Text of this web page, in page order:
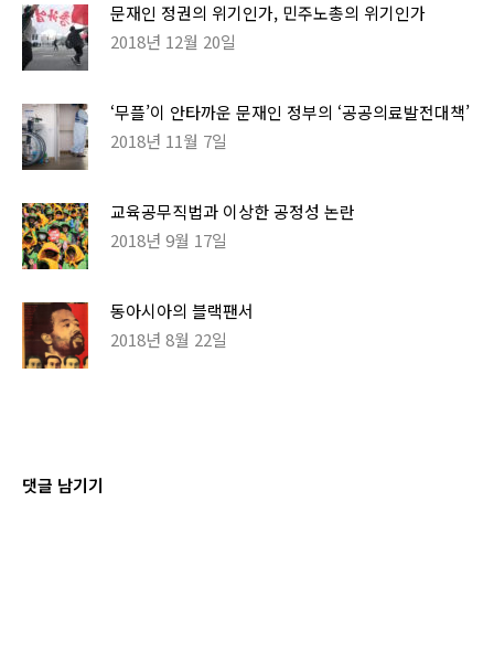
문재인 정권의 위기인가, 민주노총의 위기인가
2018년 12월 20일
‘무플’이 안타까운 문재인 정부의 ‘공공의료발전대책’
2018년 11월 7일
교육공무직법과 이상한 공정성 논란
2018년 9월 17일
동아시아의 블랙팬서
2018년 8월 22일
댓글 남기기